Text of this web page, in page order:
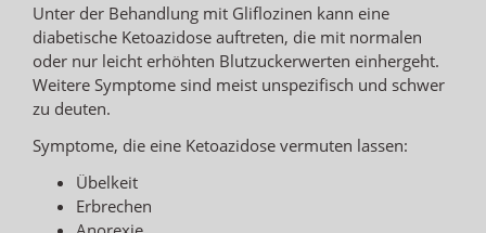
Unter der Behandlung mit Gliflozinen kann eine
diabetische Ketoazidose auftreten, die mit normalen
oder nur leicht erhöhten Blutzuckerwerten einhergeht.
Weitere Symptome sind meist unspezifisch und schwer
zu deuten.
Symptome, die eine Ketoazidose vermuten lassen:
Übelkeit
Erbrechen